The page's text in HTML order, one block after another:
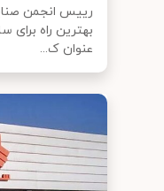
رییس انجمن
بهترین راه برای
عنوان ک...